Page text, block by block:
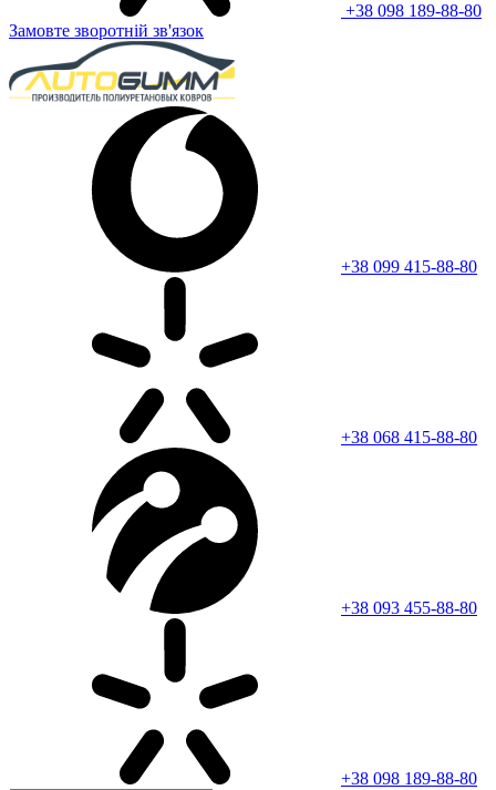
+38 098 189-88-80
Замовте зворотній зв'язок
+38 099 415-88-80
+38 068 415-88-80
+38 093 455-88-80
+38 098 189-88-80